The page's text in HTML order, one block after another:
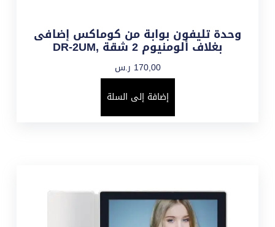
وحدة تليفون بوابة من كوماكس إضافى
بغلاف ألومنيوم 2 شقة ,DR-2UM
170,00 ر.س
إضافة إلى السلة